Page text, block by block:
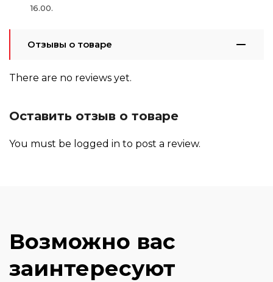
16.00.
Отзывы о товаре
There are no reviews yet.
Оставить отзыв о товаре
You must be logged in to post a review.
Возможно вас
заинтересуют